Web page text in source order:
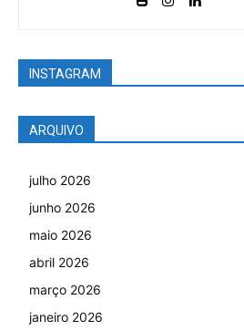
INSTAGRAM
ARQUIVO
julho 2026
junho 2026
maio 2026
abril 2026
março 2026
janeiro 2026